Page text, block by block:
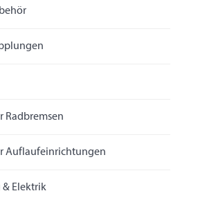
Radbremsen
Auflaufeinrichtungen
& Elektrik